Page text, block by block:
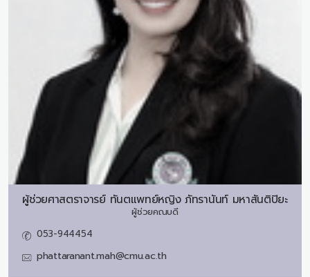
ผู้ช่วยศาสตราจารย์ ทันตแพทย์หญิง ภัทรานันท์ มหาสันติปิยะ
ผู้ช่วยคณบดี
053-944454
phattaranant.mah@cmu.ac.th